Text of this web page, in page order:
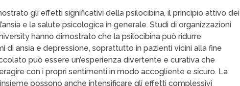
gli effetti significativi della psilocibina, il principio attivo dei
e la salute psicologica in generale. Studi di organizzazioni
hanno dimostrato che la psilocibina può ridurre
di ansia e depressione, soprattutto in pazienti vicini alla fine
può essere un’esperienza divertente e curativa che
con i propri sentimenti in modo accogliente e sicuro. La
possono anche intensificare gli effetti complessivi